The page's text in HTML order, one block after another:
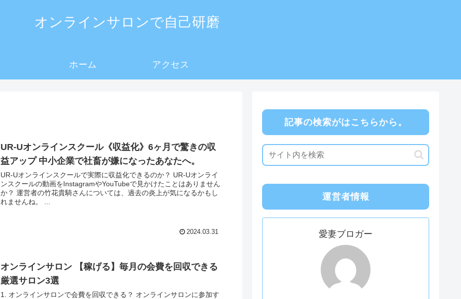
オンラインサロンで自己研磨
ホーム アクセス
UR-Uオンラインスクール《収益化》6ヶ月で驚きの収
益アップ 中小企業で社畜が嫌になったあなたへ。
UR-Uオンラインスクールで実際に収益化できるのか？ UR-Uオンライ
ンスクールの動画をInstagramやYouTubeで見かけたことはありません
か？ 運営者の竹花貴騎さんについては、過去の炎上が気になるかもし
れませんね。 ...
2024.03.31
オンラインサロン 【稼げる】毎月の会費を回収できる
厳選サロン3選
1. オンラインサロンで会費を回収できる？ オンラインサロンに参加す
記事の検索がはこちらから。
運営者情報
愛妻ブロガー